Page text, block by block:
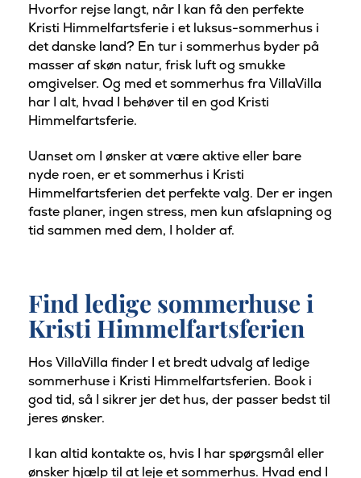
Hvorfor rejse langt, når I kan få den perfekte
Kristi Himmelfartsferie i et luksus-sommerhus i
det danske land? En tur i sommerhus byder på
masser af skøn natur, frisk luft og smukke
omgivelser. Og med et sommerhus fra VillaVilla
har I alt, hvad I behøver til en god Kristi
Himmelfartsferie.
Uanset om I ønsker at være aktive eller bare
nyde roen, er et sommerhus i Kristi
Himmelfartsferien det perfekte valg. Der er ingen
faste planer, ingen stress, men kun afslapning og
tid sammen med dem, I holder af.
Find ledige sommerhuse i
Kristi Himmelfartsferien
Hos VillaVilla finder I et bredt udvalg af ledige
sommerhuse i Kristi Himmelfartsferien. Book i
god tid, så I sikrer jer det hus, der passer bedst til
jeres ønsker.
I kan altid kontakte os, hvis I har spørgsmål eller
ønsker hjælp til at leje et sommerhus. Hvad end I